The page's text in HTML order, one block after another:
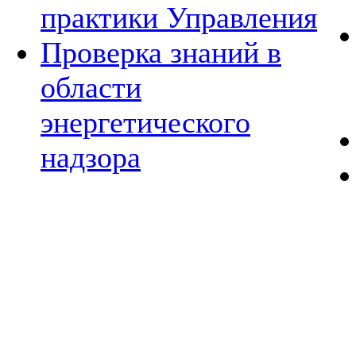
практики Управления
Проверка знаний в
области
энергетического
надзора